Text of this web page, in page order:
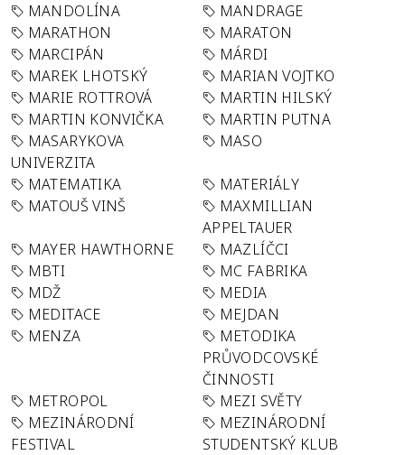
MANDOLÍNA
MANDRAGE
MARATHON
MARATON
MARCIPÁN
MÁRDI
MAREK LHOTSKÝ
MARIAN VOJTKO
MARIE ROTTROVÁ
MARTIN HILSKÝ
MARTIN KONVIČKA
MARTIN PUTNA
MASARYKOVA
UNIVERZITA
MASO
MATEMATIKA
MATERIÁLY
MATOUŠ VINŠ
MAXMILLIAN
APPELTAUER
MAYER HAWTHORNE
MAZLÍČCI
MBTI
MC FABRIKA
MDŽ
MEDIA
MEDITACE
MEJDAN
MENZA
METODIKA
PRŮVODCOVSKÉ
ČINNOSTI
METROPOL
MEZI SVĚTY
MEZINÁRODNÍ
FESTIVAL
MEZINÁRODNÍ
STUDENTSKÝ KLUB